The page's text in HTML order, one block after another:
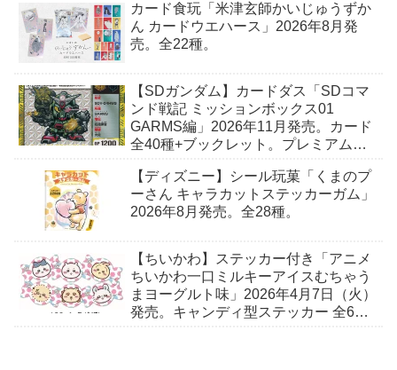
カード食玩「米津玄師かいじゅうずか
ん カードウエハース」2026年8月発
売。全22種。
【SDガンダム】カードダス「SDコマ
ンド戦記 ミッションボックス01
GARMS編」2026年11月発売。カード
全40種+ブックレット。プレミアムバ
【ディズニー】シール玩菓「くまのプ
ーさん キャラカットステッカーガム」
2026年8月発売。全28種。
【ちいかわ】ステッカー付き「アニメ
ちいかわ一口ミルキーアイスむちゃう
まヨーグルト味」2026年4月7日（火）
発売。キャンディ型ステッカー 全6